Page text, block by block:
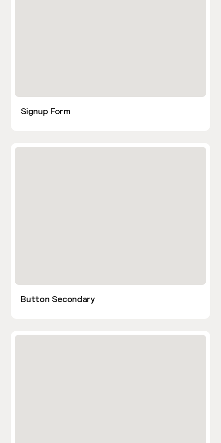
Signup Form
Button Secondary